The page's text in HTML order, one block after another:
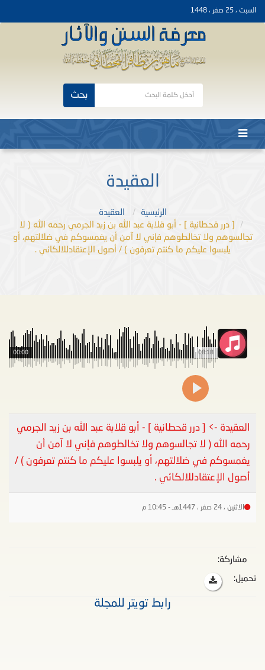
السبت ، 25 صفر ، 1448
بحث
العقيدة
الرئيسية
العقيدة
[ درر قحطانية ] - أبو قلابة عبد الله بن زيد الجرمي رحمه الله ( لا
تجالسوهم ولا تخالطوهم فإني لا آمن أن يغمسوكم في ضلالتهم، أو
يلبسوا عليكم ما كنتم تعرفون ) / أصول الإعتقادللالكائي .
08:18
00:00
العقيدة -> [ درر قحطانية ] - أبو قلابة عبد الله بن زيد الجرمي
رحمه الله ( لا تجالسوهم ولا تخالطوهم فإني لا آمن أن
يغمسوكم في ضلالتهم، أو يلبسوا عليكم ما كنتم تعرفون ) /
أصول الإعتقادللالكائي .
الاثنين ، 24 صفر ، 1447هـ - 10:45 م
مشاركة:
تحميل:
رابط تويتر للمجلة